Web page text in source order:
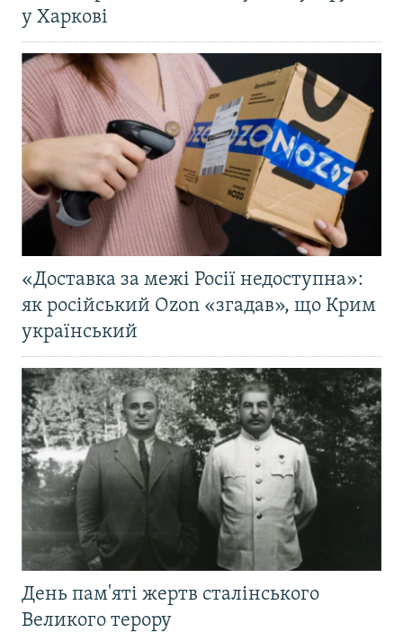
у Харкові
«Доставка за межі Росії недоступна»:
як російський Ozon «згадав», що Крим
український
День пам'яті жертв сталінського
Великого терору